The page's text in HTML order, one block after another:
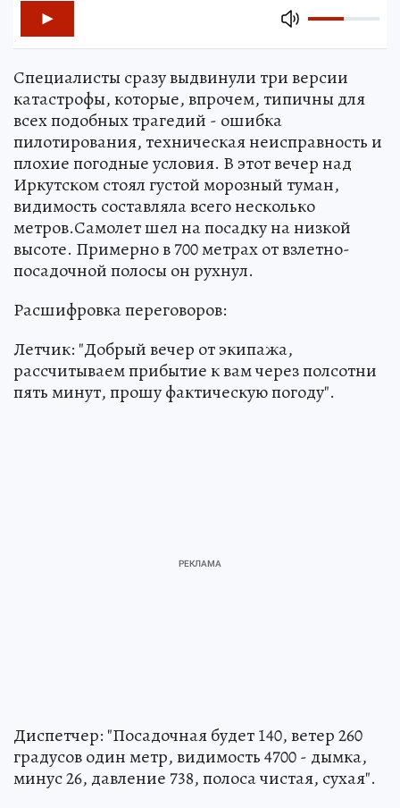
Специалисты сразу выдвинули три версии
катастрофы, которые, впрочем, типичны для
всех подобных трагедий - ошибка
пилотирования, техническая неисправность и
плохие погодные условия. В этот вечер над
Иркутском стоял густой морозный туман,
видимость составляла всего несколько
метров.Самолет шел на посадку на низкой
высоте. Примерно в 700 метрах от взлетно-
посадочной полосы он рухнул.
Расшифровка переговоров:
Летчик: "Добрый вечер от экипажа,
рассчитываем прибытие к вам через полсотни
пять минут, прошу фактическую погоду".
Диспетчер: "Посадочная будет 140, ветер 260
градусов один метр, видимость 4700 - дымка,
минус 26, давление 738, полоса чистая, сухая".